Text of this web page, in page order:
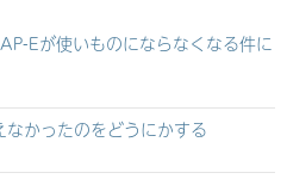
Eが使いものにならなくなる件に
かったのをどうにかする